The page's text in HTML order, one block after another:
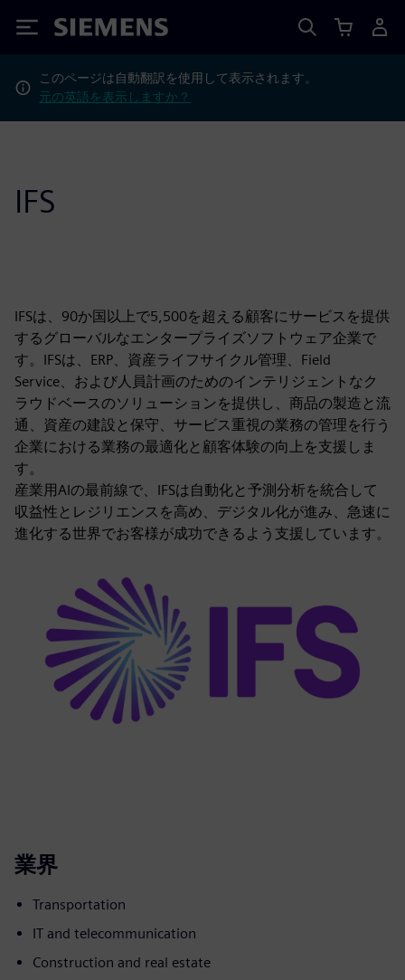
Siemens
このページは自動翻訳を使用して表示されます。
元の英語を表示しますか？
IFS
IFSは、90か国以上で5,500を超える顧客にサービスを提供
するグローバルなエンタープライズソフトウェア企業で
す。IFSは、ERP、資産ライフサイクル管理、Field
Service、および人員計画のためのインテリジェントなク
ラウドベースのソリューションを提供し、商品の製造と流
通、資産の建設と保守、サービス重視の業務の管理を行う
企業における業務の最適化と顧客体験の向上を支援しま
す。
産業用AIの最前線で、IFSは自動化と予測分析を統合して
収益性とレジリエンスを高め、デジタル化が進み、急速に
進化する世界でお客様が成功できるよう支援しています。
業界
Transportation
IT and telecommunication
Construction and real estate